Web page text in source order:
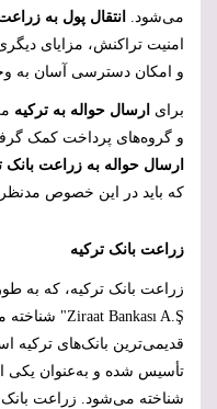
می‌شود.
انتقال پول به
امنیت تراکنش، مزایای
و امکان دسترسی آسان به
برای ارسال حواله به ترکیه
و گروه‌های پرداخت کمک
ارسال حواله به زراعت بانک
که باید در این خصوص مدنظر
زراعت بانک ترکیه
زراعت بانک ترکیه، که به
Ziraat Bankası A.Ş" شناخته
تأسیس شده و به‌عنوان یکی
شناخته می‌شود. زراعت بانک